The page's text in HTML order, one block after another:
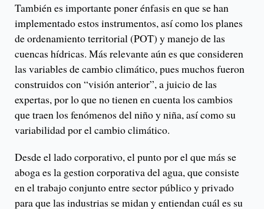
También es importante poner énfasis en que se han
implementado estos instrumentos, así como los planes
de ordenamiento territorial (POT) y manejo de las
cuencas hídricas. Más relevante aún es que consideren
las variables de cambio climático, pues muchos fueron
construidos con “visión anterior”, a juicio de las
expertas, por lo que no tienen en cuenta los cambios
que traen los fenómenos del niño y niña, así como su
variabilidad por el cambio climático.
Desde el lado corporativo, el punto por el que más se
aboga es la gestion corporativa del agua, que consiste
en el trabajo conjunto entre sector público y privado
para que las industrias se midan y entiendan cuál es su